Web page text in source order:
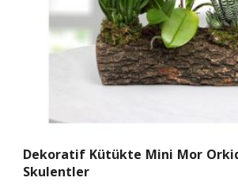
Dekoratif Kütükte Mini Mor
Skulentler